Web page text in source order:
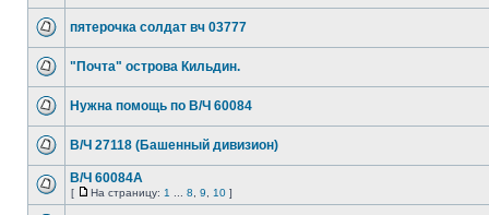
пятерочка солдат вч 03777
"Почта" острова Кильдин.
Нужна помощь по В/Ч 60084
В/Ч 27118 (Башенный дивизион)
В/Ч 60084А
[ На страницу: 1 8 9 10 ]